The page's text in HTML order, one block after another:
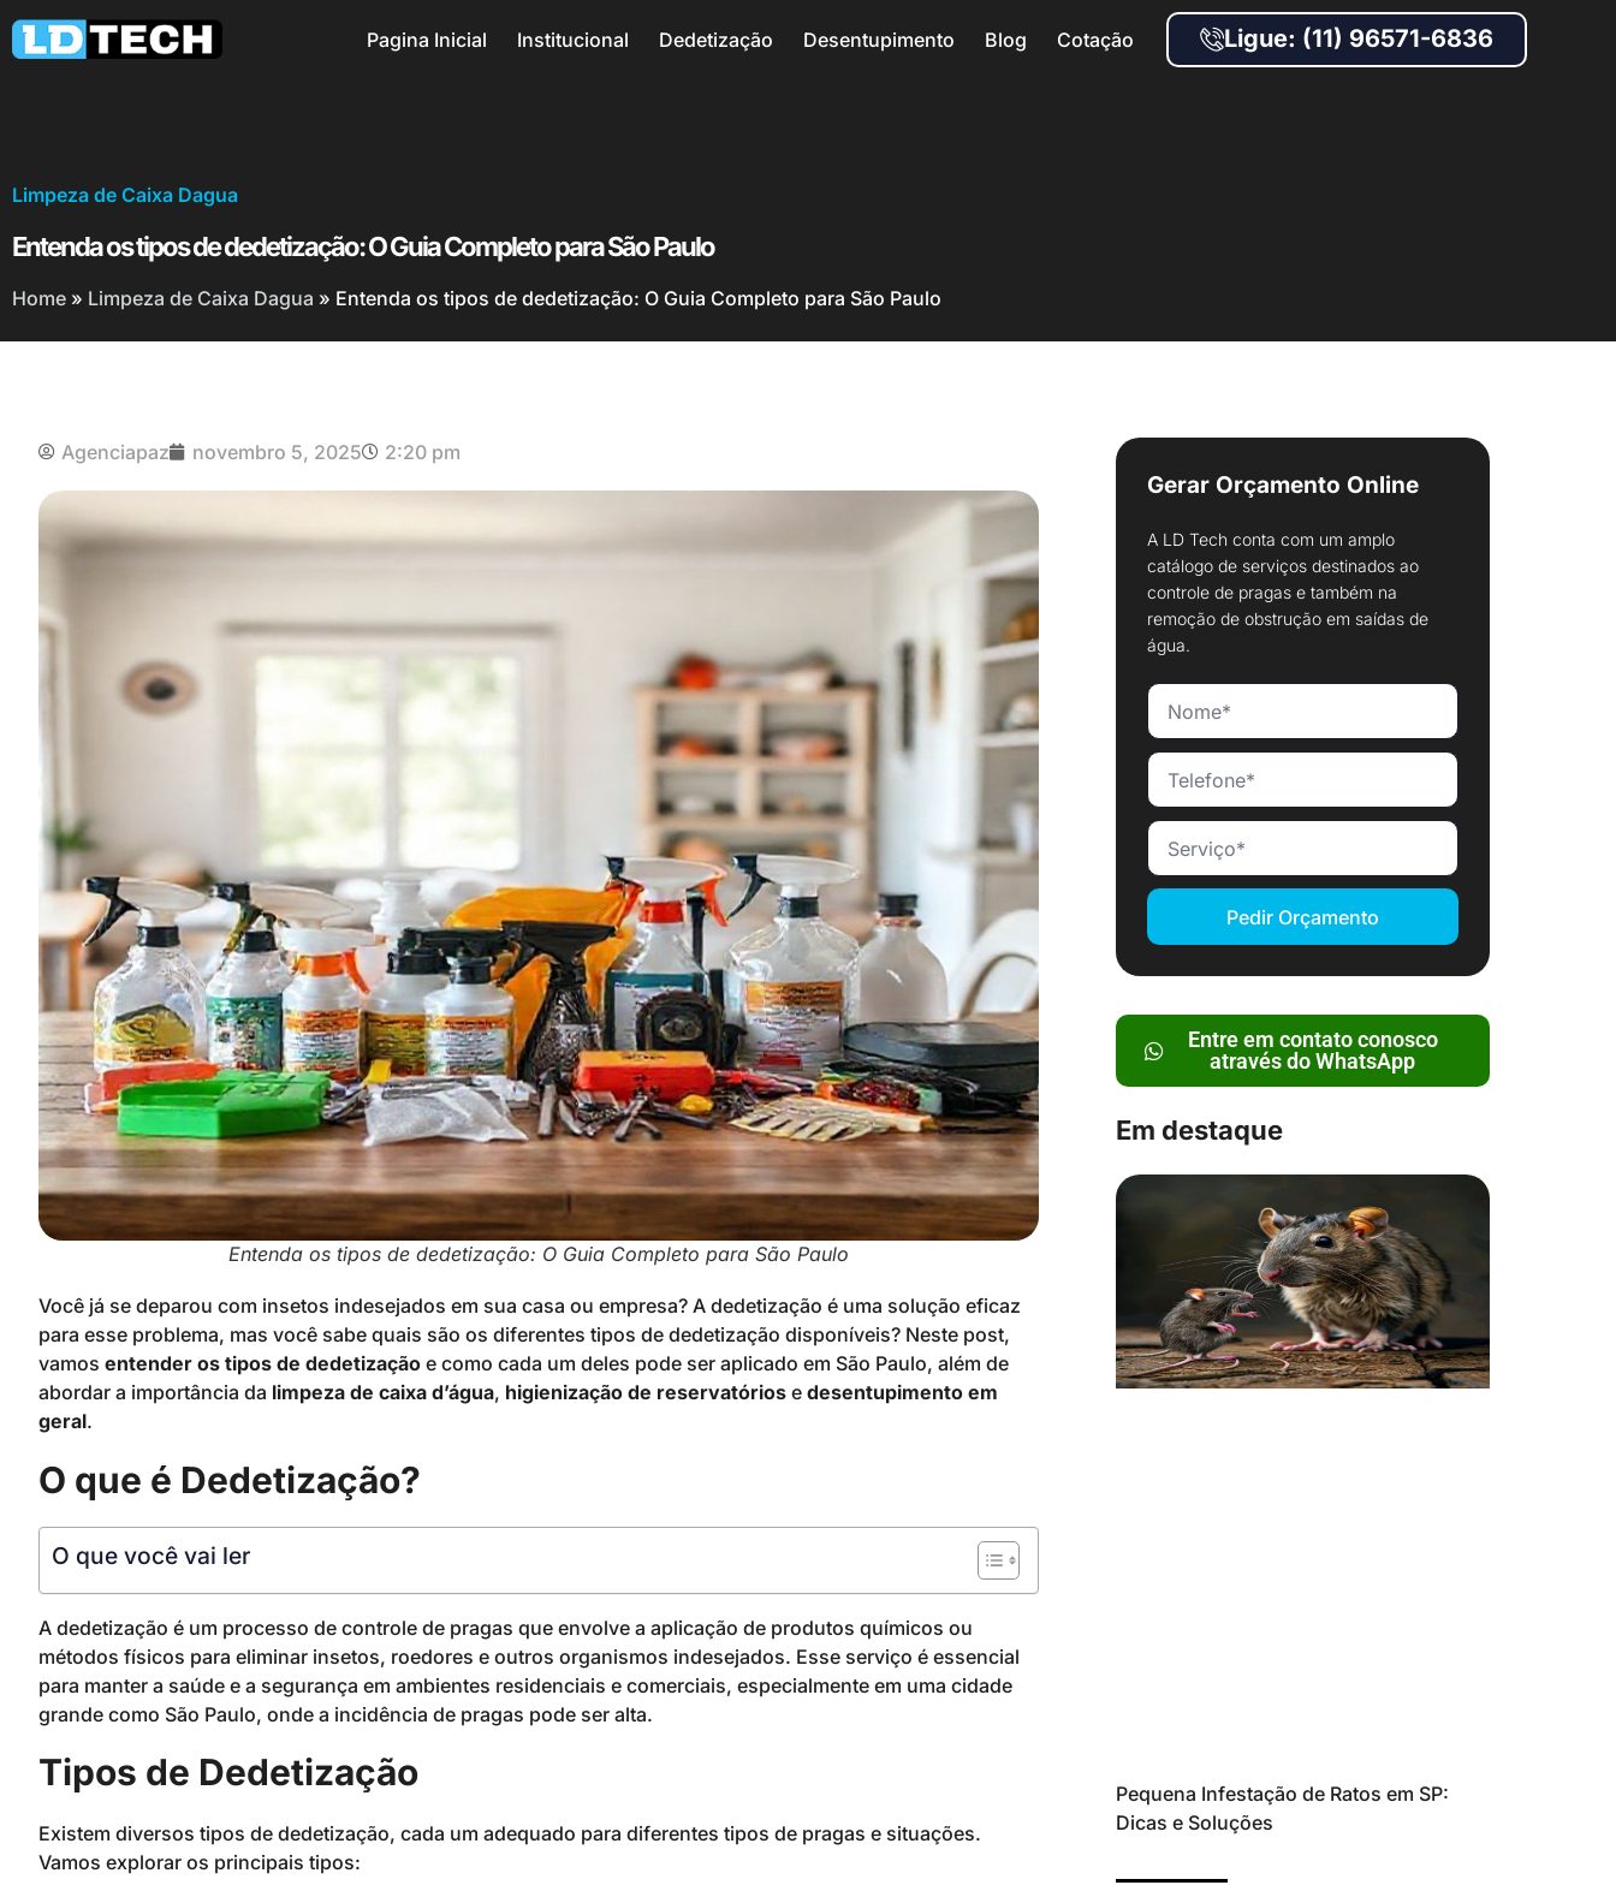
Pagina Inicial Institucional Dedetização Desentupimento Blog Cotação Ligue: (11) 96571-6836
Limpeza de Caixa Dagua
Entenda os tipos de dedetização: O Guia Completo para São Paulo
Home » Limpeza de Caixa Dagua » Entenda os tipos de dedetização: O Guia Completo para São Paulo
Agenciapaz novembro 5, 2025 2:20 pm
Entenda os tipos de dedetização: O Guia Completo para São Paulo
Você já se deparou com insetos indesejados em sua casa ou empresa? A dedetização é uma solução eficaz
para esse problema, mas você sabe quais são os diferentes tipos de dedetização disponíveis? Neste post,
vamos entender os tipos de dedetização e como cada um deles pode ser aplicado em São Paulo, além de
abordar a importância da limpeza de caixa d’água, higienização de reservatórios e desentupimento em
geral.
O que é Dedetização?
O que você vai ler
A dedetização é um processo de controle de pragas que envolve a aplicação de produtos químicos ou
métodos físicos para eliminar insetos, roedores e outros organismos indesejados. Esse serviço é essencial
para manter a saúde e a segurança em ambientes residenciais e comerciais, especialmente em uma cidade
grande como São Paulo, onde a incidência de pragas pode ser alta.
Tipos de Dedetização
Existem diversos tipos de dedetização, cada um adequado para diferentes tipos de pragas e situações.
Vamos explorar os principais tipos:
Gerar Orçamento Online
A LD Tech conta com um amplo
catálogo de serviços destinados ao
controle de pragas e também na
remoção de obstrução em saídas de
água.
Pedir Orçamento
Entre em contato conosco
através do WhatsApp
Em destaque
Pequena Infestação de Ratos em SP:
Dicas e Soluções